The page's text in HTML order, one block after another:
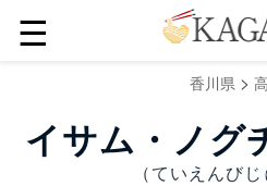
☰
香川県 >
イサム・ノグ
（ていえんびじ